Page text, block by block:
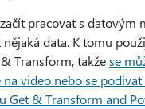
pracovat s datovým
data. K tomu
Transform, takžese
video nebo se podívat
Get & Transform and